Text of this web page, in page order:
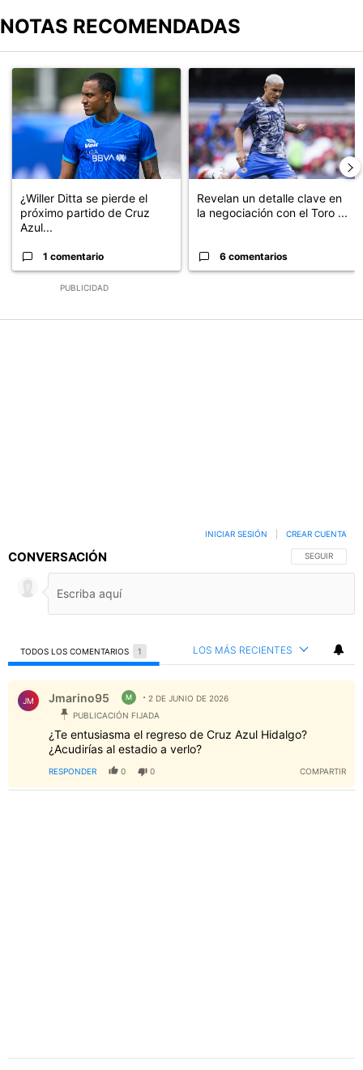
NOTAS RECOMENDADAS
PUBLICIDAD
Un artículo de tendencia con el título "¿Willer Ditta se pierde el
¿Willer Ditta se pierde el
próximo partido de Cruz
Azul...
1 comentario
Un artículo de tendencia con
Revelan un detalle clave en
la negociación con el Toro ...
6 comentarios
CONVERSACIÓN SIGA ESTA
SEGUIR
INICIAR SESIÓN CREAR CUENTA
TODOS LOS COMENTARIOS 1 LOS MÁS RECIENTES
Comentario de Jmarino95.
JM Jmarino95 M
2 DE JUNIO DE 2026
PUBLICACIÓN FIJADA
¿Te entusiasma el regreso de Cruz Azul Hidalgo?
¿Acudirías al estadio a verlo?
RESPONDER 0 0 COMPARTIR